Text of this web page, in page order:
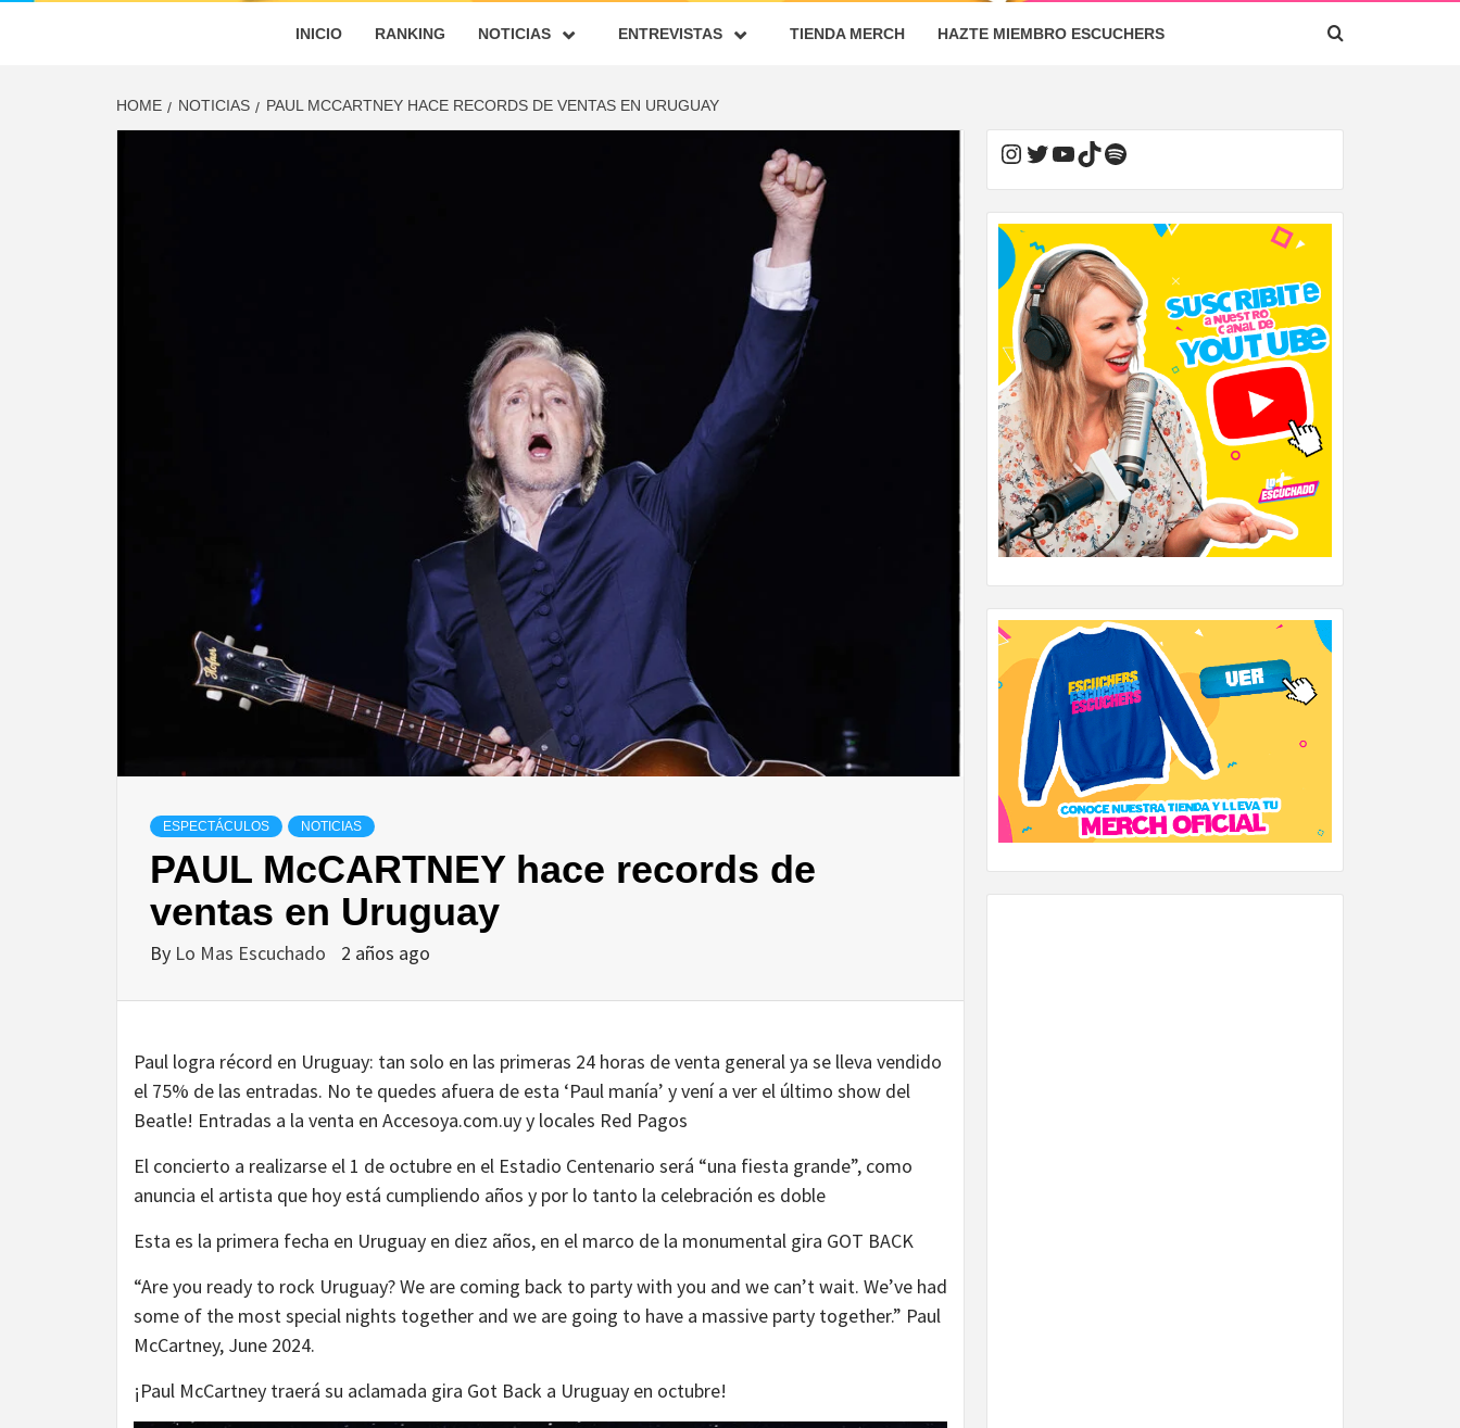
INICIO RANKING NOTICIAS ENTREVISTAS TIENDA MERCH HAZTE MIEMBRO ESCUCHERS
HOME NOTICIAS PAUL MCCARTNEY HACE RECORDS DE VENTAS EN URUGUAY
ESPECTÁCULOS NOTICIAS
PAUL McCARTNEY hace records de
ventas en Uruguay
By Lo Mas Escuchado 2 años ago
Paul logra récord en Uruguay: tan solo en las primeras 24 horas de venta general ya se lleva vendido
el 75% de las entradas. No te quedes afuera de esta ‘Paul manía’ y vení a ver el último show del
Beatle! Entradas a la venta en Accesoya.com.uy y locales Red Pagos
El concierto a realizarse el 1 de octubre en el Estadio Centenario será “una fiesta grande”, como
anuncia el artista que hoy está cumpliendo años y por lo tanto la celebración es doble
Esta es la primera fecha en Uruguay en diez años, en el marco de la monumental gira GOT BACK
“Are you ready to rock Uruguay? We are coming back to party with you and we can’t wait. We’ve had
some of the most special nights together and we are going to have a massive party together.” Paul
McCartney, June 2024.
¡Paul McCartney traerá su aclamada gira Got Back a Uruguay en octubre!
Instagram
Twitter
YouTube
TikTokSpotify